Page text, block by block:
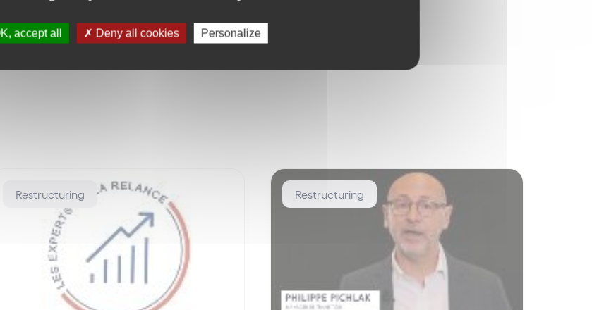
Restructuring Restructuring
accept all Deny all cookies Personalize